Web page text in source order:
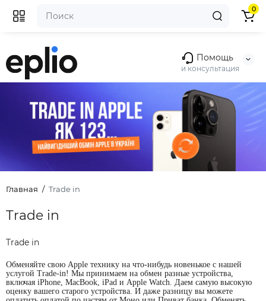
Помощь
и консультация
0
Главная Trade in
Trade in
Trade in
Обменяйте свою Apple технику на что-нибудь новенькое с нашей
услугой Trade-in! Мы принимаем на обмен разные устройства,
включая iPhone, MacBook, iPad и Apple Watch. Даем самую высокую
оценку вашего старого устройства. И даже разницу вы можете